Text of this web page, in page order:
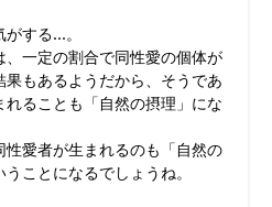
する…。
一定の割合で同性愛の個体が
もあるようだから、そうであ
ることも「自然の摂理」にな
愛者が生まれるのも「自然の
ことになるでしょうね。